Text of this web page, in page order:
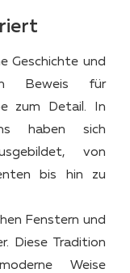
Geschichte und
Beweis für
zum Detail. In
haben sich
von
bis hin zu
Fenstern und
Diese Tradition
Weise